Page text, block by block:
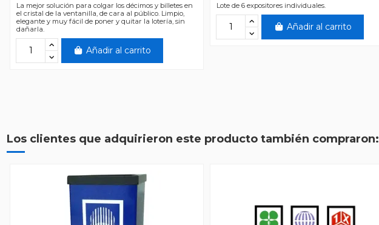
La mejor solución para colgar los décimos y billetes en
el cristal de la ventanilla, de cara al público. Limpio,
elegante y muy fácil de poner y quitar la lotería, sin
dañarla.
Añadir al carrito
Lote de 6 expositores individuales.
Añadir al carrito
Los clientes que adquirieron este producto también compraron: